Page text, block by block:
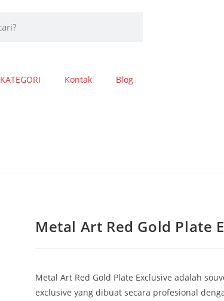
KATEGORI Kontak Blog
Metal Art Red Gold Plate
Metal Art Red Gold Plate Exclusive adalah
exclusive yang dibuat secara profesional